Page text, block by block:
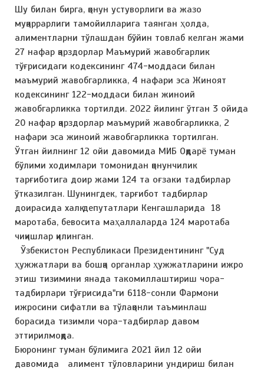
Шу билан бирга, қонун устуворлиги ва жазо
муқаррарлиги тамойилларига таянган ҳолда,
алиментларни тўлашдан бўйин товлаб келган жами
27 нафар қарздорлар Маъмурий жавобгарлик
тўғрисидаги кодексининг 474-моддаси билан
маъмурий жавобгарликка, 4 нафари эса Жиноят
кодексининг 122-моддаси билан жиноий
жавобгарликка тортилди. 2022 йилинг ўтган 3 ойида
20 нафар қарздорлар маъмурий жавобгарликка, 2
нафари эса жиноий жавобгарликка тортилган.
Ўтган йилнинг 12 ойи давомида МИБ Оқдарё туман
бўлими ходимлари томонидан қонунчилик
тарғиботига доир жами 124 та оғзаки тадбирлар
ўтказилган. Шунингдек, тарғибот тадбирлар
доирасида халқ депутатлари Кенгашларида 18
маротаба, бевосита маҳаллаларда 124 маротаба
чиқишлар қилинган.
Ўзбекистон Республикаси Президентининг "Суд
ҳужжатлари ва бошқа органлар ҳужжатларини ижро
этиш тизимини янада такомиллаштириш чора-
тадбирлари тўғрисида"ги 6118-сонли Фармони
ижросини сифатли ва тўлақонли таъминлаш
борасида тизимли чора-тадбирлар давом
эттирилмоқда.
Бюронинг туман бўлимига 2021 йил 12 ойи
давомида алимент тўловларини ундириш билан